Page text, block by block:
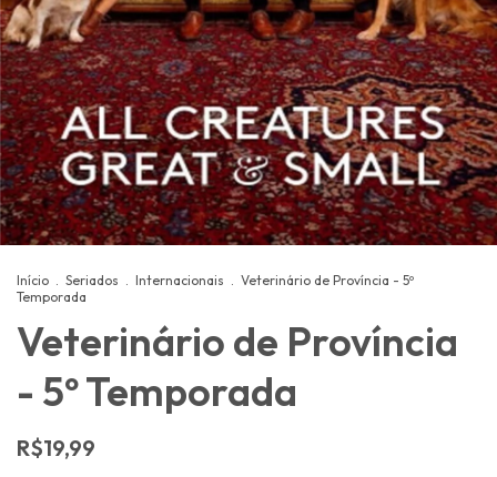
Início Seriados Internacionais
Veterinário de Província - 5º
Temporada
Veterinário de Província
- 5º Temporada
R$19,99